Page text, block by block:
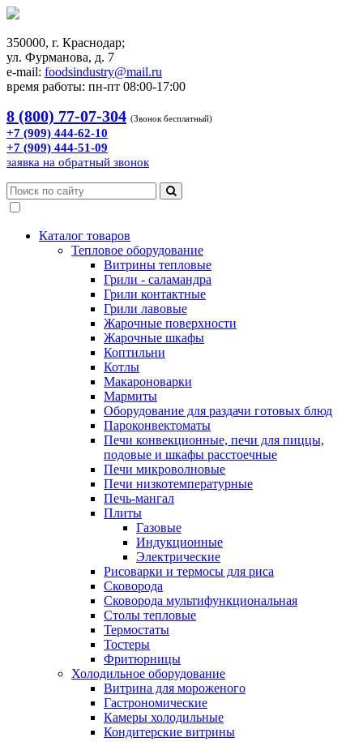
350000, г. Краснодар;
ул. Фурманова, д. 7
e-mail: foodsindustry@mail.ru
время работы: пн-пт 08:00-17:00
8 (800) 77-07-304 (Звонок бесплатный)
+7 (909) 444-62-10
+7 (909) 444-51-09
заявка на обратный звонок
Каталог товаров
Тепловое оборудование
Витрины тепловые
Грили - саламандра
Грили контактные
Грили лавовые
Жарочные поверхности
Жарочные шкафы
Коптильни
Котлы
Макароноварки
Мармиты
Оборудование для раздачи готовых блюд
Пароконвектоматы
Печи конвекционные, печи для пиццы,
подовые и шкафы расстоечные
Печи микроволновые
Печи низкотемпературные
Печь-мангал
Плиты
Газовые
Индукционные
Электрические
Рисоварки и термосы для риса
Сковорода
Сковорода мультифункциональная
Столы тепловые
Термостаты
Тостеры
Фритюрницы
Холодильное оборудование
Витрина для мороженого
Гастрономические
Камеры холодильные
Кондитерские витрины